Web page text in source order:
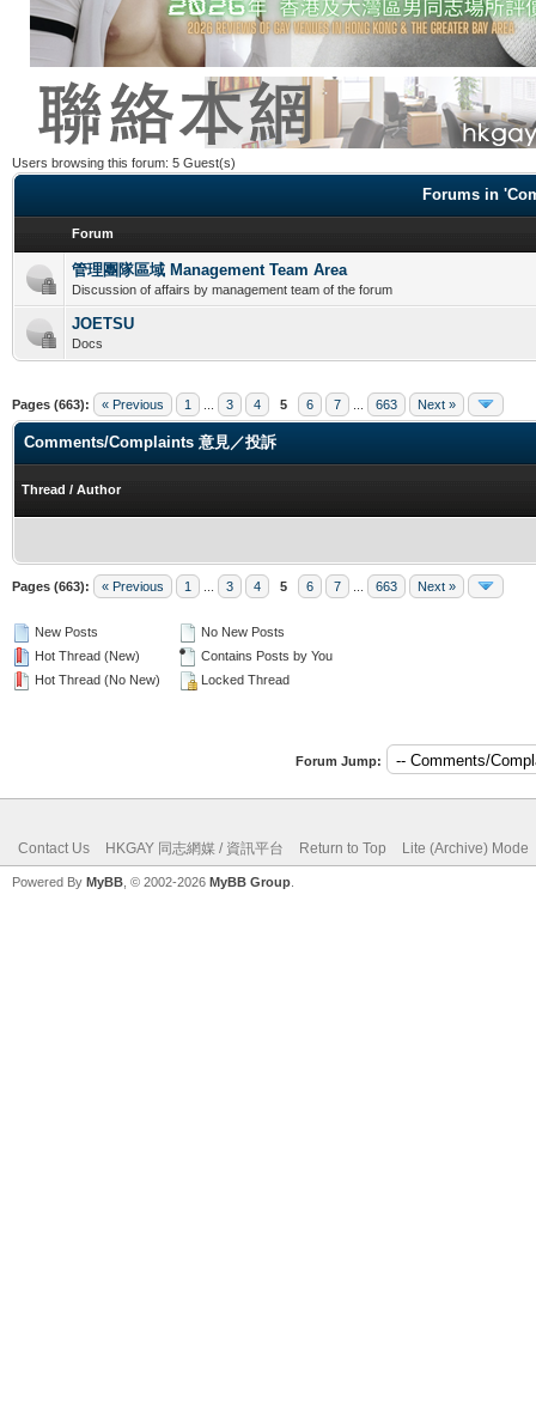
Users browsing this forum: 5 Guest(s)
Forums in
Forum
管理團隊區域 Management Team Area
Discussion of affairs by management team of the forum
JOETSU
Docs
Pages (663): « Previous 1 3 4 5 6 7 663 Next »
Comments/Complaints 意見／投訴
Thread / Author
Pages (663): « Previous 1 3 4 5 6 7 663 Next »
New Posts
Hot Thread (New)
Hot Thread (No New)
No New Posts
Contains Posts by You
Locked Thread
Forum Jump:
Contact Us HKGAY 同志網媒 / 資訊平台 Return to Top Lite (Archive) Mode
Powered By MyBB , © 2002-2026 MyBB Group